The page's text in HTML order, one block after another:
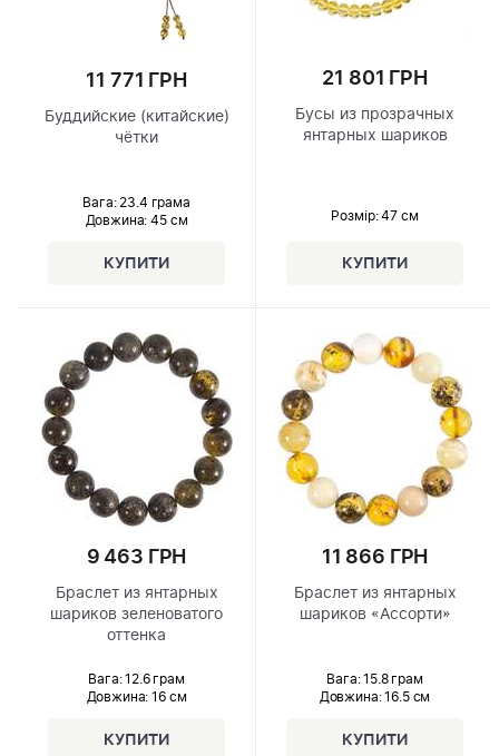
11 771 ГРН
Буддийские (китайские)
чётки
Вага: 23.4 грама
Довжина: 45 см
21 801 ГРН
Бусы из прозрачных
янтарных шариков
Розмір: 47 см
9 463 ГРН
Браслет из янтарных
шариков зеленоватого
оттенка
Вага: 12.6 грам
Довжина: 16 см
11 866 ГРН
Браслет из янтарных
шариков «Ассорти»
Вага: 15.8 грам
Довжина:16.5 см